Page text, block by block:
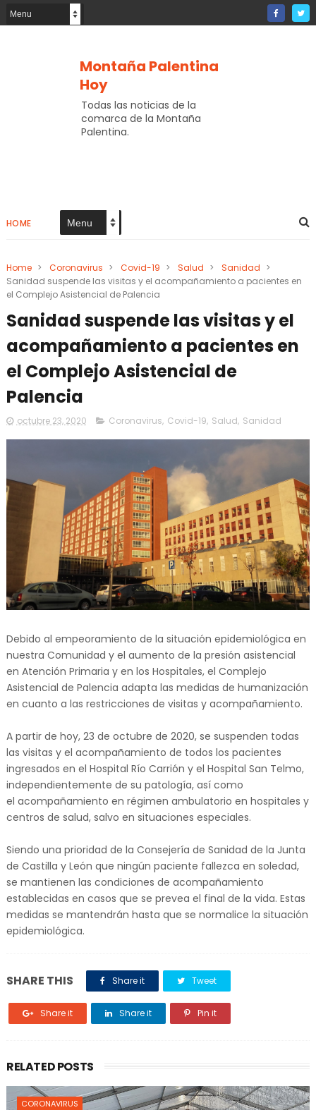
Montaña Palentina
Hoy
Todas las noticias de la
comarca de la Montaña
Palentina.
HOME
Home > Coronavirus > Covid-19 > Salud > Sanidad >
Sanidad suspende las visitas y el acompañamiento a pacientes en
el Complejo Asistencial de Palencia
Sanidad suspende las visitas y el
acompañamiento a pacientes en
el Complejo Asistencial de
Palencia
octubre 23, 2020 Coronavirus, Covid-19, Salud, Sanidad
Debido al empeoramiento de la situación epidemiológica en
nuestra Comunidad y el aumento de la presión asistencial
en Atención Primaria y en los Hospitales, el Complejo
Asistencial de Palencia adapta las medidas de humanización
en cuanto a las restricciones de visitas y acompañamiento.
A partir de hoy, 23 de octubre de 2020, se suspenden todas
las visitas y el acompañamiento de todos los pacientes
ingresados en el Hospital Río Carrión y el Hospital San Telmo,
independientemente de su patología, así como
el acompañamiento en régimen ambulatorio en hospitales y
centros de salud, salvo en situaciones especiales.
Siendo una prioridad de la Consejería de Sanidad de la Junta
de Castilla y León que ningún paciente fallezca en soledad,
se mantienen las condiciones de acompañamiento
establecidas en casos que se prevea el final de la vida. Estas
medidas se mantendrán hasta que se normalice la situación
epidemiológica.
SHARE THIS Share it Tweet
Share it Share it Pin it
RELATED POSTS
CORONAVIRUS